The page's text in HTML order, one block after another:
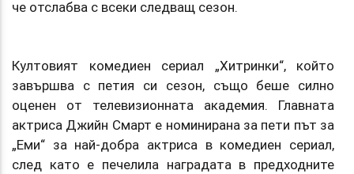
че отслабва с всеки следващ сезон.
Култовият комедиен сериал „Хитринки“, който
завършва с петия си сезон, също беше силно
оценен от телевизионната академия. Главната
актриса Джийн Смарт е номинирана за пети път за
„Еми“ за най-добра актриса в комедиен сериал,
след като е печелила наградата в предходните